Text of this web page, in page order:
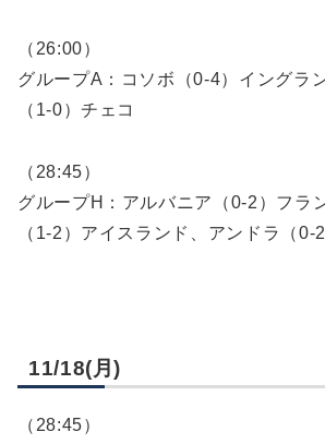
（26:00）
グループA：コソボ（0-4）イングラ
（1-0）チェコ
（28:45）
グループH：アルバニア（0-2）フラ
（1-2）アイスランド、アンドラ（0-
11/18(月)
（28:45）